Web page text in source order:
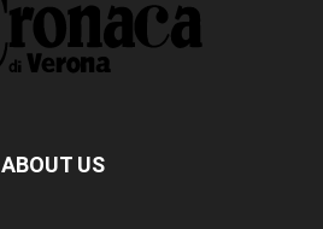
ABOUT US